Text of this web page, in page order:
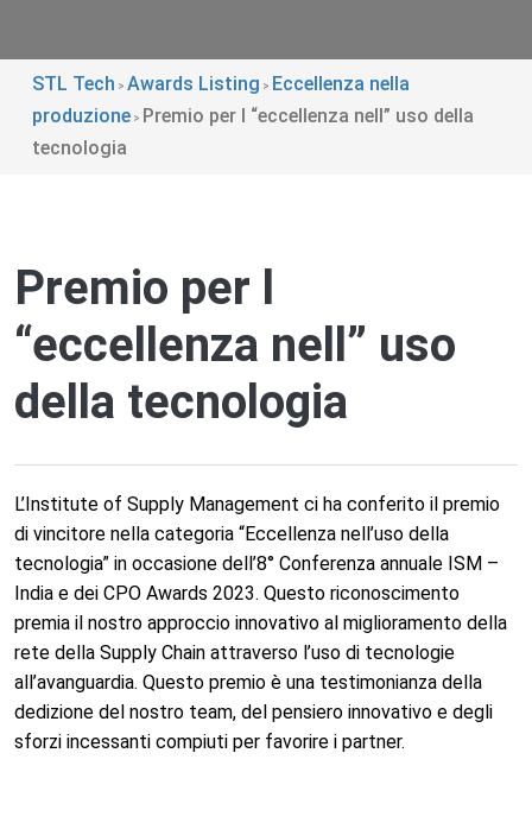
STL Tech > Awards Listing > Eccellenza nella
produzione > Premio per l “eccellenza nell” uso della
tecnologia
Premio per l
“eccellenza nell” uso
della tecnologia
L’Institute of Supply Management ci ha conferito il premio
di vincitore nella categoria “Eccellenza nell’uso della
tecnologia” in occasione dell’8° Conferenza annuale ISM –
India e dei CPO Awards 2023. Questo riconoscimento
premia il nostro approccio innovativo al miglioramento della
rete della Supply Chain attraverso l’uso di tecnologie
all’avanguardia. Questo premio è una testimonianza della
dedizione del nostro team, del pensiero innovativo e degli
sforzi incessanti compiuti per favorire i partner.